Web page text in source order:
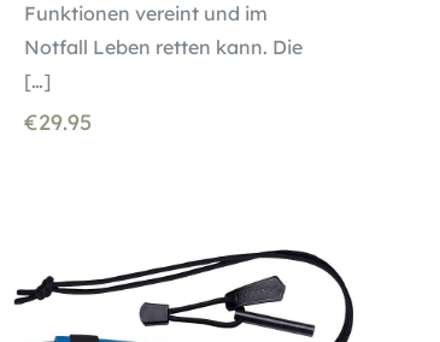
Funktionen vereint und im
Notfall Leben retten kann. Die
[…]
€29.95